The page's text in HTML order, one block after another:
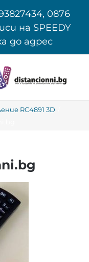
0876
на SPEEDY
до адрес
RC4891 3D